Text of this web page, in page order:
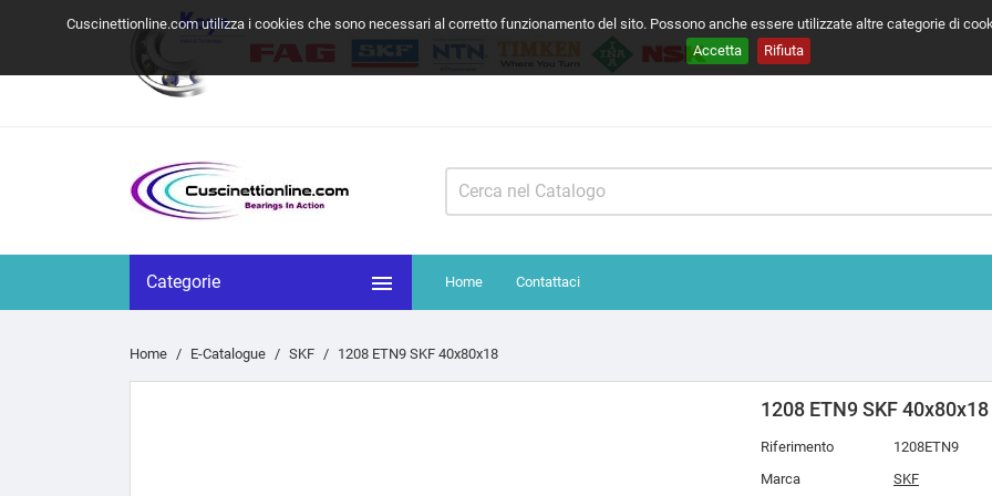
Cuscinettionline.com utilizza i cookies che sono necessari al corretto funzionamento del sito. Possono anche essere utilizzate altre categorie di
Accetta
Rifiuta
Categorie  Home Contattaci
Home E-Catalogue SKF 1208 ETN9 SKF 40x80x18
1208 ETN9 SKF 40x80x18
Riferimento
1208ETN9
Marca
SKF